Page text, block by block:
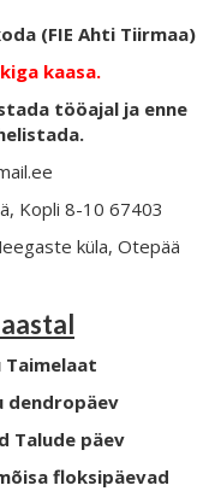
(FIE Ahti Tiirmaa)
kaasa.
tööajal ja enne
Kopli 8-10 67403
küla, Otepää
Taimelaat
dendropäev
Talude päev
floksipäevad